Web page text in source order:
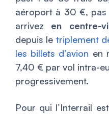
aéroport à 30 €, pas
arrivez en centre-
depuis le triplement
les billets d’avion en
7,40 € par vol intra-
progressivement.
Pour qui l’Interrail